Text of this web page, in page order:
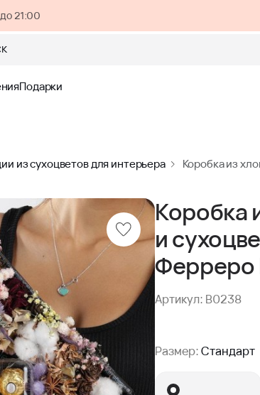
21:00
Подарки
из сухоцветов для интерьера Коробка из
Коробка
и
Артикул: B0238
Размер:Стандарт